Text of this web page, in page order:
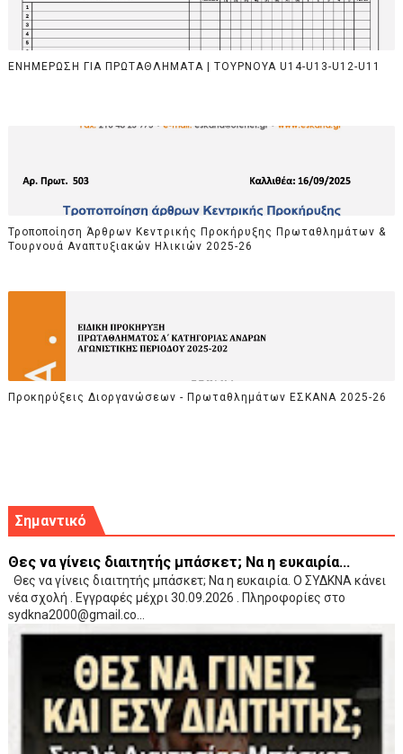
ΕΝΗΜΕΡΩΣΗ ΓΙΑ ΠΡΩΤΑΘΛΗΜΑΤΑ | ΤΟΥΡΝΟΥΑ U14-U13-U12-U11
Τροποποίηση Άρθρων Κεντρικής Προκήρυξης Πρωταθλημάτων &
Τουρνουά Αναπτυξιακών Ηλικιών 2025-26
Προκηρύξεις Διοργανώσεων - Πρωταθλημάτων ΕΣΚΑΝΑ 2025-26
Σημαντικό
Θες να γίνεις διαιτητής μπάσκετ; Να η ευκαιρία...
Θες να γίνεις διαιτητής μπάσκετ; Να η ευκαιρία. Ο ΣΥΔΚΝΑ κάνει
νέα σχολή . Εγγραφές μέχρι 30.09.2026 . Πληροφορίες στο
sydkna2000@gmail.co...